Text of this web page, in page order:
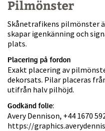
Pilmönster
Skånetrafikens pilmönster
skapar igenkänning och
plats.
Placering på fordon
Exakt placering av
dekorsats. Pilar placeras
utifrån halv pilhöjd.
Godkänd folie:
Avery Dennison, +44 1670
https://